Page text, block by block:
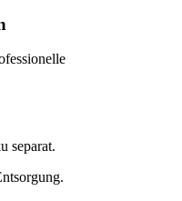
separat.